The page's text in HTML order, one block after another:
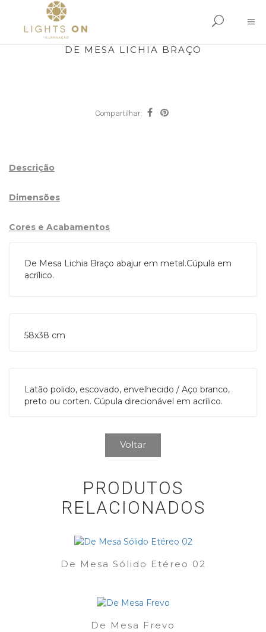
DE MESA LICHIA BRAÇO
Compartilhar:
Descrição
Dimensões
Cores e Acabamentos
De Mesa Lichia Braço abajur em metal.Cúpula em
acrílico.
58x38 cm
Latão polido, escovado, envelhecido / Aço branco,
preto ou corten. Cúpula direcionável em acrílico.
Voltar
PRODUTOS
RELACIONADOS
De Mesa Sólido Etéreo 02
De Mesa Frevo